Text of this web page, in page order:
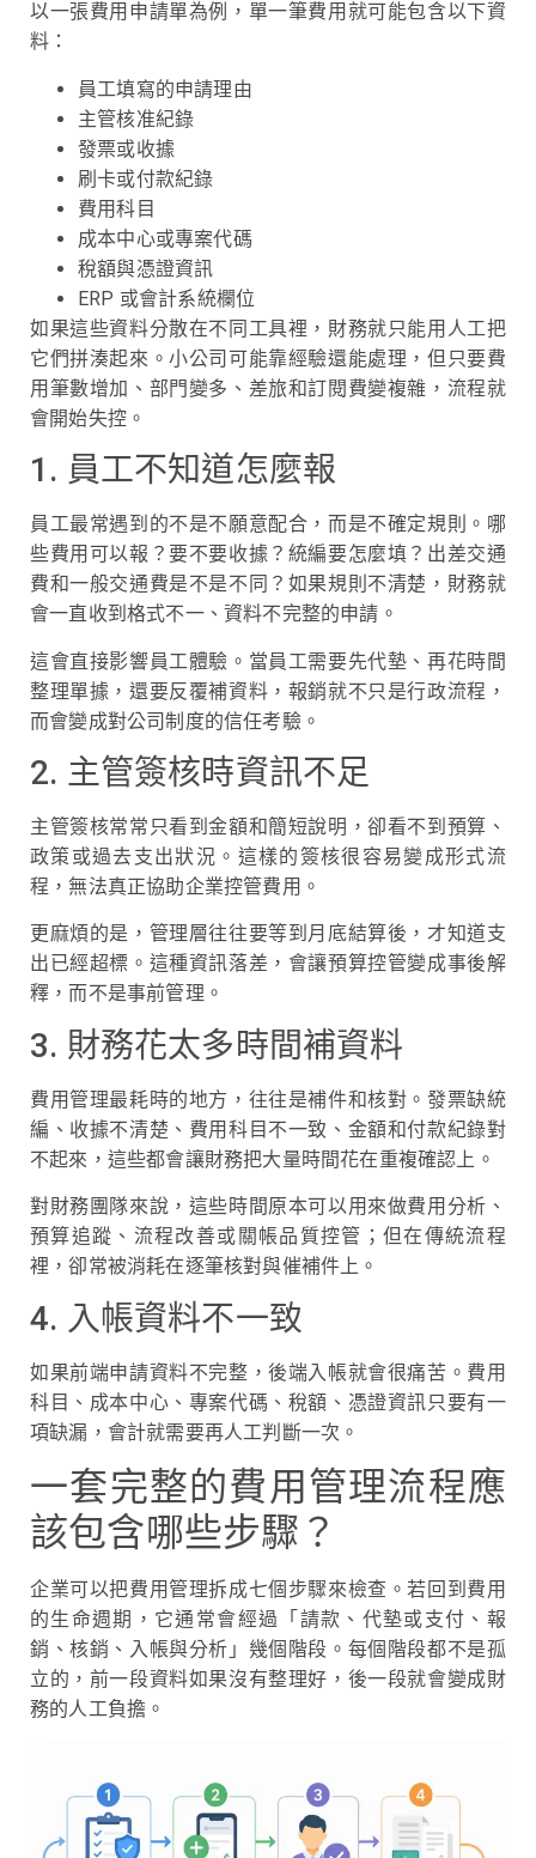
以一張費用申請單為例，單一筆費用就可能包含以下資
料：
員工填寫的申請理由
主管核准紀錄
發票或收據
刷卡或付款紀錄
費用科目
成本中心或專案代碼
稅額與憑證資訊
ERP 或會計系統欄位
如果這些資料分散在不同工具裡，財務就只能用人工把
它們拼湊起來。小公司可能靠經驗還能處理，但只要費
用筆數增加、部門變多、差旅和訂閱費變複雜，流程就
會開始失控。
1. 員工不知道怎麼報
員工最常遇到的不是不願意配合，而是不確定規則。哪
些費用可以報？要不要收據？統編要怎麼填？出差交通
費和一般交通費是不是不同？如果規則不清楚，財務就
會一直收到格式不一、資料不完整的申請。
這會直接影響員工體驗。當員工需要先代墊、再花時間
整理單據，還要反覆補資料，報銷就不只是行政流程，
而會變成對公司制度的信任考驗。
2. 主管簽核時資訊不足
主管簽核常常只看到金額和簡短說明，卻看不到預算、
政策或過去支出狀況。這樣的簽核很容易變成形式流
程，無法真正協助企業控管費用。
更麻煩的是，管理層往往要等到月底結算後，才知道支
出已經超標。這種資訊落差，會讓預算控管變成事後解
釋，而不是事前管理。
3. 財務花太多時間補資料
費用管理最耗時的地方，往往是補件和核對。發票缺統
編、收據不清楚、費用科目不一致、金額和付款紀錄對
不起來，這些都會讓財務把大量時間花在重複確認上。
對財務團隊來說，這些時間原本可以用來做費用分析、
預算追蹤、流程改善或關帳品質控管；但在傳統流程
裡，卻常被消耗在逐筆核對與催補件上。
4. 入帳資料不一致
如果前端申請資料不完整，後端入帳就會很痛苦。費用
科目、成本中心、專案代碼、稅額、憑證資訊只要有一
項缺漏，會計就需要再人工判斷一次。
一套完整的費用管理流程應
該包含哪些步驟？
企業可以把費用管理拆成七個步驟來檢查。若回到費用
的生命週期，它通常會經過「請款、代墊或支付、報
銷、核銷、入帳與分析」幾個階段。每個階段都不是孤
立的，前一段資料如果沒有整理好，後一段就會變成財
務的人工負擔。